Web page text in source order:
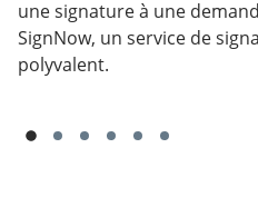
une signature à une
SignNow, un service de
polyvalent.